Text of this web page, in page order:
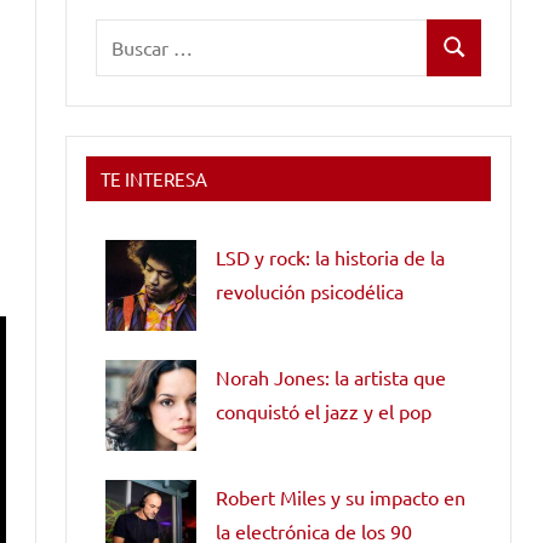
Buscar
TE INTERESA
LSD y rock: la historia de la
revolución psicodélica
Norah Jones: la artista que
conquistó el jazz y el pop
Robert Miles y su impacto en
la electrónica de los 90